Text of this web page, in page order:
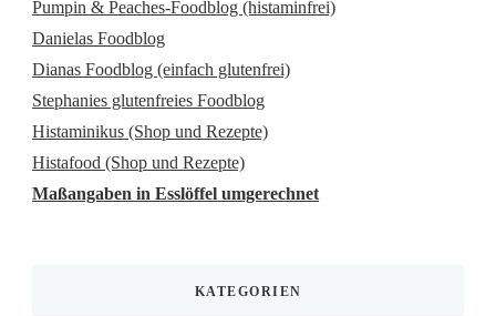
Pumpin & Peaches-Foodblog (histaminfrei)
Danielas Foodblog
Dianas Foodblog (einfach glutenfrei)
Stephanies glutenfreies Foodblog
Histaminikus (Shop und Rezepte)
Histafood (Shop und Rezepte)
Maßangaben in Esslöffel umgerechnet
KATEGORIEN